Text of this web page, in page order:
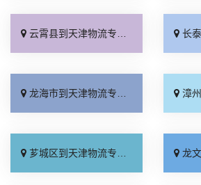
云霄县到天津物流专线_专线直达「价格透明」 长泰县
龙海市到天津物流专线_全境到达「价位合理」 漳州到
芗城区到天津物流专线_运价实惠「专业可靠」 龙文区